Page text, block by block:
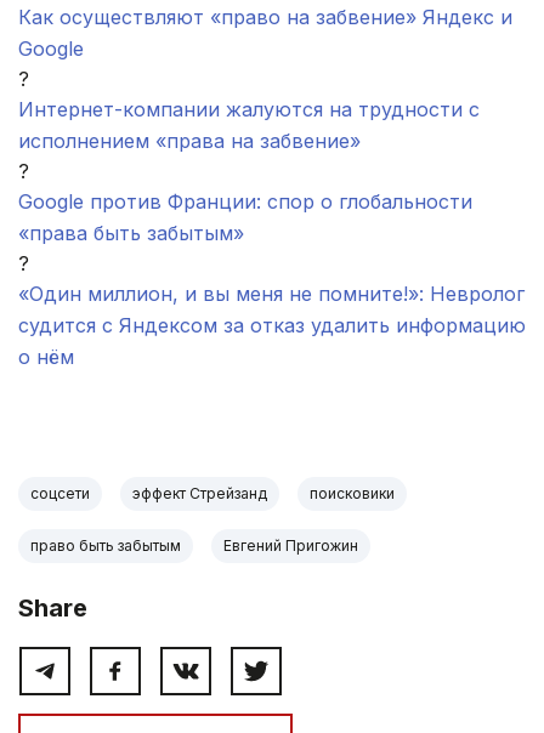
Как осуществляют «право на забвение» Яндекс и
Google
?
Интернет-компании жалуются на трудности с
исполнением «права на забвение»
?
Google против Франции: спор о глобальности
«права быть забытым»
?
«Один миллион, и вы меня не помните!»: Невролог
судится с Яндексом за отказ удалить информацию
о нём
соцсети эффект Стрейзанд поисковики
право быть забытым Евгений Пригожин
Share